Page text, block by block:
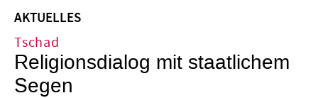
AKTUELLES
Tschad
Religionsdialog mit staatlichem
Segen